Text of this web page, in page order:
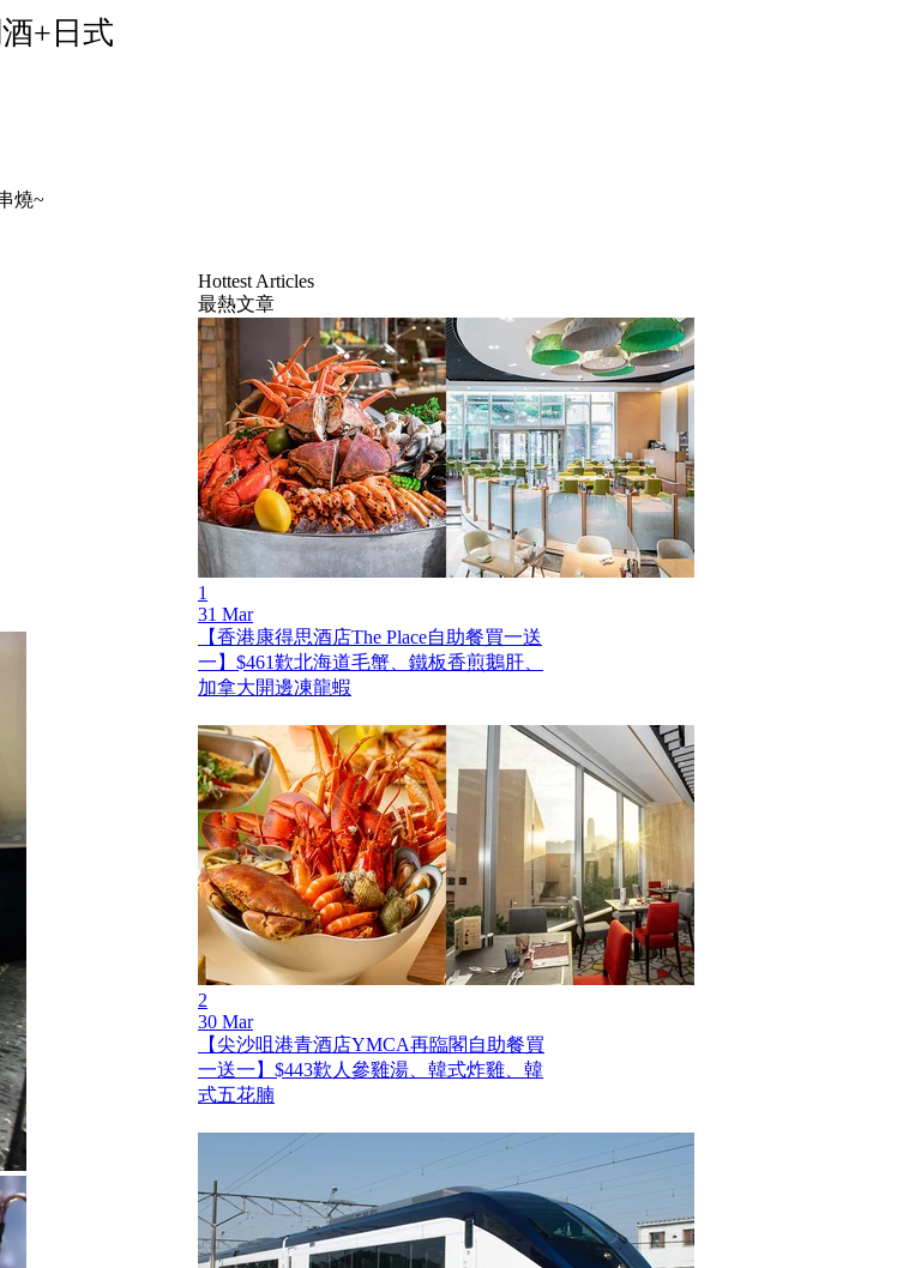
+日式
燒~
Hottest Articles
最熱文章
1
31 Mar
【香港康得思酒店The Place自助餐買一送
一】$461歎北海道毛蟹、鐵板香煎鵝肝、
加拿大開邊凍龍蝦
2
30 Mar
【尖沙咀港青酒店YMCA再臨閣自助餐買
一送一】$443歎人參雞湯、韓式炸雞、韓
式五花腩